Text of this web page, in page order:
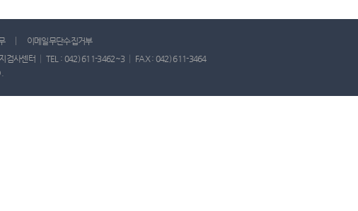
이메일무단수집거부
검사센터 │ TEL : 042) 611-3462~3 │ FAX : 042) 611-3464